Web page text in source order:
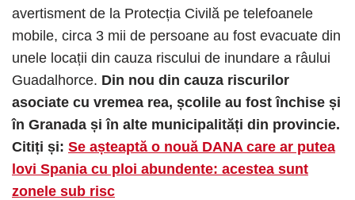
avertisment de la Protecția Civilă pe telefoanele
mobile, circa 3 mii de persoane au fost evacuate din
unele locații din cauza riscului de inundare a râului
Guadalhorce. Din nou din cauza riscurilor
asociate cu vremea rea, școlile au fost închise și
în Granada și în alte municipalități din provincie.
Citiți și: Se așteaptă o nouă DANA care ar putea
lovi Spania cu ploi abundente: acestea sunt
zonele sub risc